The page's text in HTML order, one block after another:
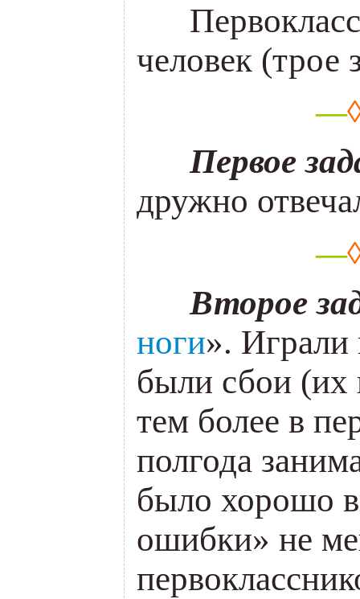
человек (трое
—
___Первое
дружно
—
Второе
ноги». Играли
были сбои (их
тем более в
полгода
было хорошо
ошибки» не